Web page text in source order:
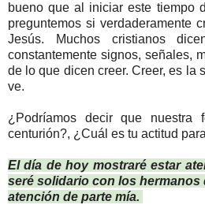
bueno que al iniciar este tiempo
preguntemos si verdaderamente
Jesús. Muchos cristianos
constantemente signos, señales,
de lo que dicen creer. Creer, es la
ve.
¿Podríamos decir que
centurión?, ¿Cuál es tu actitud
El día de hoy mostraré estar
seré solidario con los hermanos
atención de parte mía.